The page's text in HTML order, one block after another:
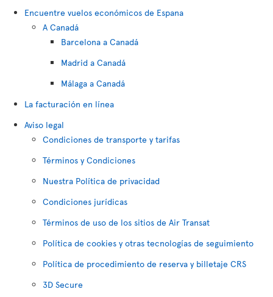
Encuentre vuelos económicos de Espana
A Canadá
Barcelona a Canadá
Madrid a Canadá
Málaga a Canadá
La facturación en línea
Aviso legal
Condiciones de transporte y tarifas
Términos y Condiciones
Nuestra Política de privacidad
Condiciones jurídicas
Términos de uso de los sitios de Air Transat
Política de cookies y otras tecnologías de seguimiento
Política de procedimiento de reserva y billetaje CRS
3D Secure